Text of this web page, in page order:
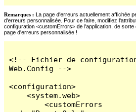
Remarques : La page d'erreurs actuellement affichée
d'erreurs personnalisée. Pour ce faire, modifiez
configuration <customErrors> de l'application, de
page d'erreurs personnalisée !
<!-- Fichier de
Web.Config -->
<configuration>
    <system.web>
        <customErrors